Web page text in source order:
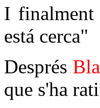
I finalment
está cerca"
Després
que s'ha